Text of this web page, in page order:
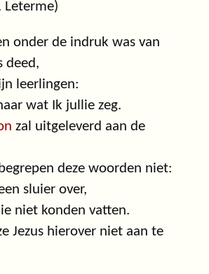
Leterme)
onder de indruk was van
deed,
leerlingen:
wat Ik jullie zeg.
zal uitgeleverd aan de
deze woorden niet:
sluier over,
niet konden vatten.
Jezus hierover niet aan te